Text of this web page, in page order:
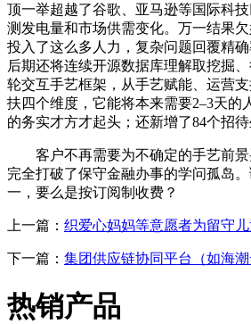
顶一举超越了谷歌、亚马逊等国际科
测发电量和市场供需变化。万一结果
投入了这么多人力，复杂问题回覆精确
后期还将连续开源数据库理解取挖掘
轮交互手艺框架，从手艺赋能、运营
扶四个维度，它能将本来需要2–3天的
的务实才方才起头；还新增了84个招待
客户不再需要为不确定的手艺前景
完全打破了保守金融办事的学问孤岛
一，要么是按订阅制收费？
上一篇： 织爱心妈妈等意愿者为留守
下一篇： 集团供应链协同平台（如海
热销产品